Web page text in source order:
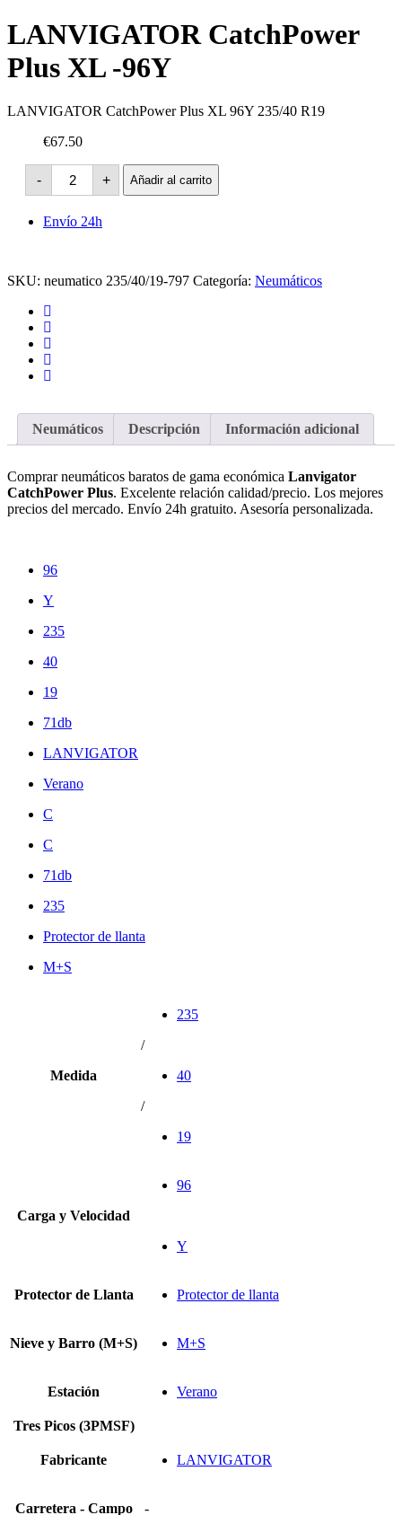
LANVIGATOR CatchPower
Plus XL -96Y
LANVIGATOR CatchPower Plus XL 96Y 235/40 R19
€67.50
-
LANVIGATOR
CatchPower
Plus
XL
-96Y
+ Añadir al carrito
Envío 24h
SKU: neumatico 235/40/19-797 Categoría: Neumáticos
Neumáticos Descripción Información adicional
Comprar neumáticos baratos de gama económica Lanvigator
CatchPower Plus. Excelente relación calidad/precio. Los mejores
precios del mercado. Envío 24h gratuito. Asesoría personalizada.
96
Y
235
40
19
71db
LANVIGATOR
Verano
C
C
71db
235
Protector de llanta
M+S
Medida
235
/
40
/
19
Carga y Velocidad
96
Y
Protector de Llanta Protector de llanta
Nieve y Barro (M+S) M+S
Estación Verano
Tres Picos (3PMSF)
Fabricante LANVIGATOR
Carretera - Campo -